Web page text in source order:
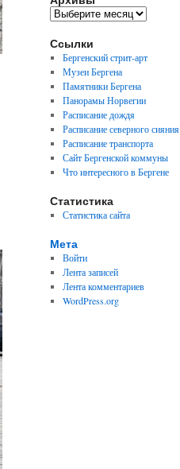
Архивы
Ссылки
Бергенский стрит-арт
Музеи Бергена
Памятники Бергена
Панорамы Норвегии
Расписание дождя
Расписание северного сияния
Расписание транспорта
Сайт Бергенской коммуны
Что интересного в Бергене
Статистика
Статистика сайта
Мета
Войти
Лента записей
Лента комментариев
WordPress.org